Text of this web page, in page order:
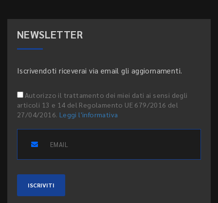
NEWSLETTER
Iscrivendoti riceverai via email gli aggiornamenti.
Autorizzo il trattamento dei miei dati ai sensi degli
articoli 13 e 14 del Regolamento UE 679/2016 del
27/04/2016. Leggi l'informativa
ISCRIVITI